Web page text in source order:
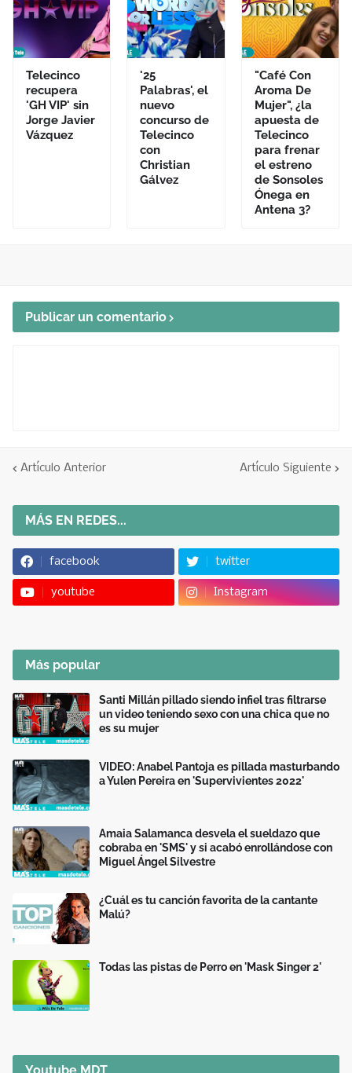
Telecinco
recupera
'GH VIP' sin
Jorge Javier
Vázquez
'25
Palabras', el
nuevo
concurso de
Telecinco
con
Christian
Gálvez
"Café Con
Aroma De
Mujer", ¿la
apuesta de
Telecinco
para frenar
el estreno
de Sonsoles
Ónega en
Antena 3?
Publicar un comentario
Artículo Anterior Artículo Siguiente
MÁS EN REDES...
facebook twitter
youtube Instagram
Más popular
Santi Millán pillado siendo infiel tras filtrarse
un video teniendo sexo con una chica que no
es su mujer
VIDEO: Anabel Pantoja es pillada masturbando
a Yulen Pereira en 'Supervivientes 2022'
Amaia Salamanca desvela el sueldazo que
cobraba en 'SMS' y si acabó enrollándose con
Miguel Ángel Silvestre
¿Cuál es tu canción favorita de la cantante
Malú?
Todas las pistas de Perro en 'Mask Singer 2'